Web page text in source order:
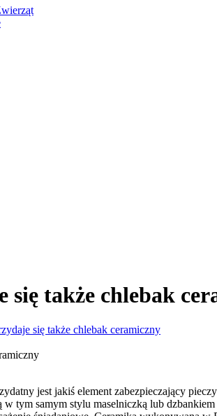
także chlebak
się także chlebak ceramiczny
jest jakiś element zabezpieczający
tym samym stylu maselniczką lub